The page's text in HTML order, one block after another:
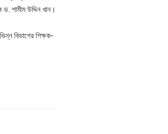
শামীম উদ্দিন খান।
বিভাগের শিক্ষক-